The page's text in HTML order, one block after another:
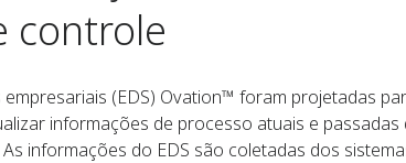
controle
(EDS) Ovation™ foram projetadas
informações de processo atuais e
informações do EDS são coletadas dos